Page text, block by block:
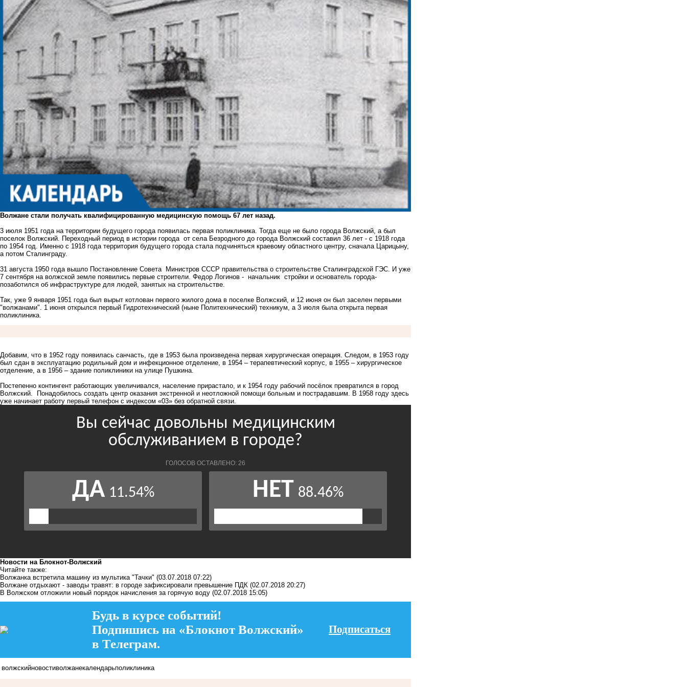
Волжане стали получать квалифицированную медицинскую помощь 67 лет назад.
3 июля 1951 года на территории будущего города появилась первая поликлиника. Тогда еще не было города Волжский, а был
поселок Волжский. Переходный период в истории города от села Безродного до города Волжский составил 36 лет - с 1918 года
по 1954 год. Именно с 1918 года территория будущего города стала подчиняться краевому областного центру, сначала Царицыну,
а потом Сталинграду.
31 августа 1950 года вышло Постановление Совета Министров СССР правительства о строительстве Сталинградской ГЭС. И уже
7 сентября на волжской земле появились первые строители. Федор Логинов - начальник стройки и основатель города-
позаботился об инфраструктуре для людей, занятых на строительстве.
Так, уже 9 января 1951 года был вырыт котлован первого жилого дома в поселке Волжский, и 12 июня он был заселен первыми
"волжанами". 1 июня открылся первый Гидротехнический (ныне Политехнический) техникум, а 3 июля была открыта первая
поликлиника.
Добавим, что в 1952 году появилась санчасть, где в 1953 была произведена первая хирургическая операция. Следом, в 1953 году
был сдан в эксплуатацию родильный дом и инфекционное отделение, в 1954 – терапевтический корпус, в 1955 – хирургическое
отделение, а в 1956 – здание поликлиники на улице Пушкина.
Постепенно контингент работающих увеличивался, население прирастало, и к 1954 году рабочий посёлок превратился в город
Волжский. Понадобилось создать центр оказания экстренной и неотложной помощи больным и пострадавшим. В 1958 году здесь
уже начинает работу первый телефон с индексом «03» без обратной связи.
Новости на Блoкнoт-Волжский
Читайте также:
Волжанка встретила машину из мультика "Тачки" (03.07.2018 07:22)
Волжане отдыхают - заводы травят: в городе зафиксировали превышение ПДК (02.07.2018 20:27)
В Волжском отложили новый порядок начисления за горячую воду (02.07.2018 15:05)
Будь в курсе событий!
Подпишись на «Блокнот Волжский»
в Телеграм.
Подписаться
волжскийновостиволжанекалендарьполиклиника